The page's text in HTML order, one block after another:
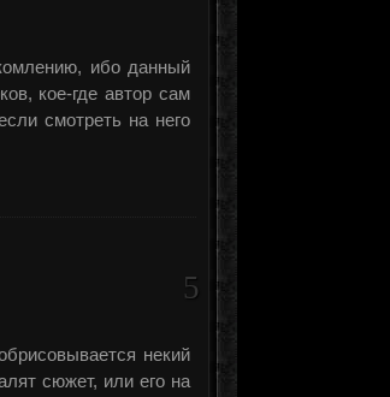
ибо данный
кое-где автор сам
смотреть на него
5
некий
сюжет, или его на